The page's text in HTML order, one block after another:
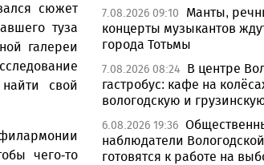
сюжет
туза
галереи
свой
чего-то
7.08.2026 09:10
Манты,
концерты музыкантов
города Тотьмы
7.08.2026 08:24 В центре
гастробус: кафе на
вологодскую и
6.08.2026 19:36
наблюдатели
готовятся к работе на